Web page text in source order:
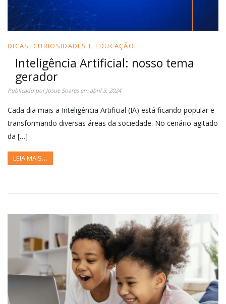
DICAS, CURIOSIDADES E EDUCAÇÃO
Inteligência Artificial: nosso tema
gerador
Publicado porJosue Soaresem abril 3, 2024
Cada dia mais a Inteligência Artificial (IA) está ficando popular e
transformando diversas áreas da sociedade. No cenário agitado
da […]
LEIA MAIS…